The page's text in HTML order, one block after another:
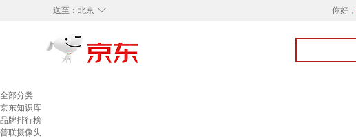
◇
送至： 北京 你好，
全部分类
京东知识库
品牌排行榜
普联摄像头